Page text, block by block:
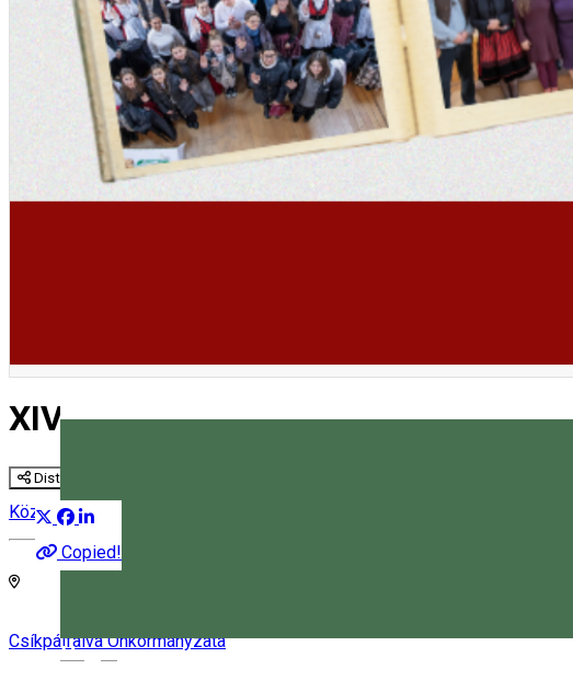
Magyar
XIV. Csíki Versünnep
Distribuie
Copied!
Közösség
Csíkpálfalva Önkormányzata